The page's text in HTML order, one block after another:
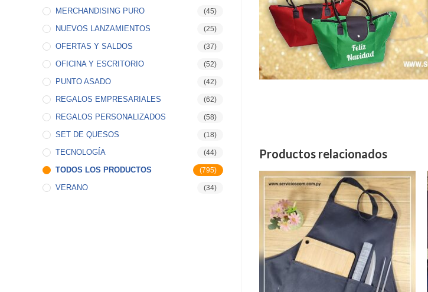
Productos relacionados
MERCHANDISING PURO (45)
NUEVOS LANZAMIENTOS (25)
OFERTAS Y SALDOS (37)
OFICINA Y ESCRITORIO (52)
PUNTO ASADO (42)
REGALOS EMPRESARIALES (62)
REGALOS PERSONALIZADOS (58)
SET DE QUESOS (18)
TECNOLOGÍA (44)
TODOS LOS PRODUCTOS (795)
VERANO (34)